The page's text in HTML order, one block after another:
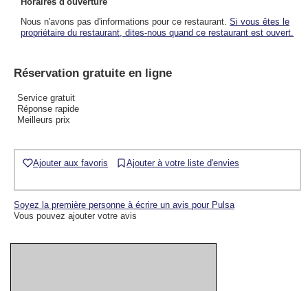
Nous n'avons pas d'informations pour ce restaurant. Si vous êtes le
propriétaire du restaurant, dites-nous quand ce restaurant est ouvert.
Réservation gratuite en ligne
Service gratuit
Réponse rapide
Meilleurs prix
Ajouter aux favoris Ajouter à votre liste d'envies
Soyez la première personne à écrire un avis pour Pulsa
Vous pouvez ajouter votre avis